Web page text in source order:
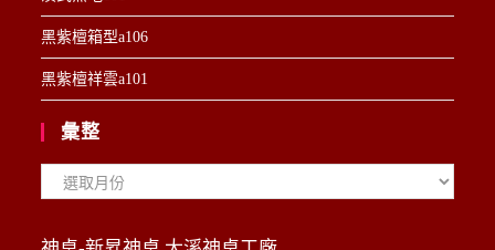
黑紫檀箱型a106
黑紫檀祥雲a101
彙整